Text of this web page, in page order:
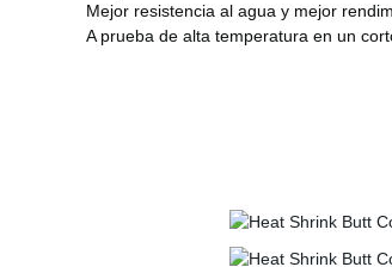
Mejor resistencia al agua y mejor
A prueba de alta temperatura en un